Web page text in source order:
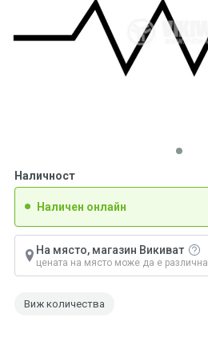
Наличност
Наличен онлайн
На място, магазин Викиват
цената на място може да е различна
Виж количества